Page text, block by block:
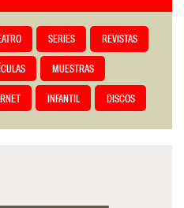
SERIES REVISTAS
MUESTRAS
INFANTIL DISCOS